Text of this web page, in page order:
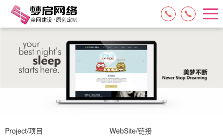
15084717329
Project/项目
WebSite/链接